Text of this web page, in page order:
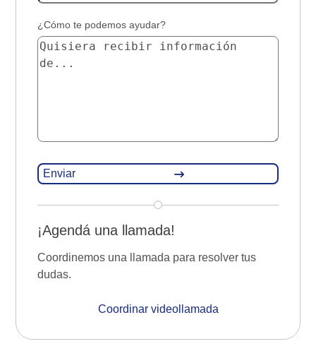
¿Cómo te podemos ayudar?
¡Agendá una llamada!
Coordinemos una llamada para resolver tus
dudas.
Coordinar videollamada